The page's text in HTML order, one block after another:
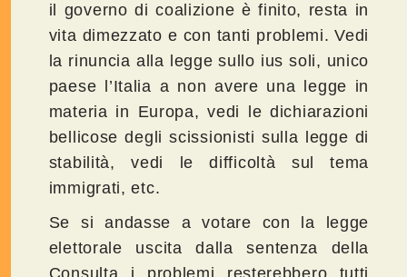
il governo di coalizione è finito, resta in
vita dimezzato e con tanti problemi. Vedi
la rinuncia alla legge sullo ius soli, unico
paese l’Italia a non avere una legge in
materia in Europa, vedi le dichiarazioni
bellicose degli scissionisti sulla legge di
stabilità, vedi le difficoltà sul tema
immigrati, etc.
Se si andasse a votare con la legge
elettorale uscita dalla sentenza della